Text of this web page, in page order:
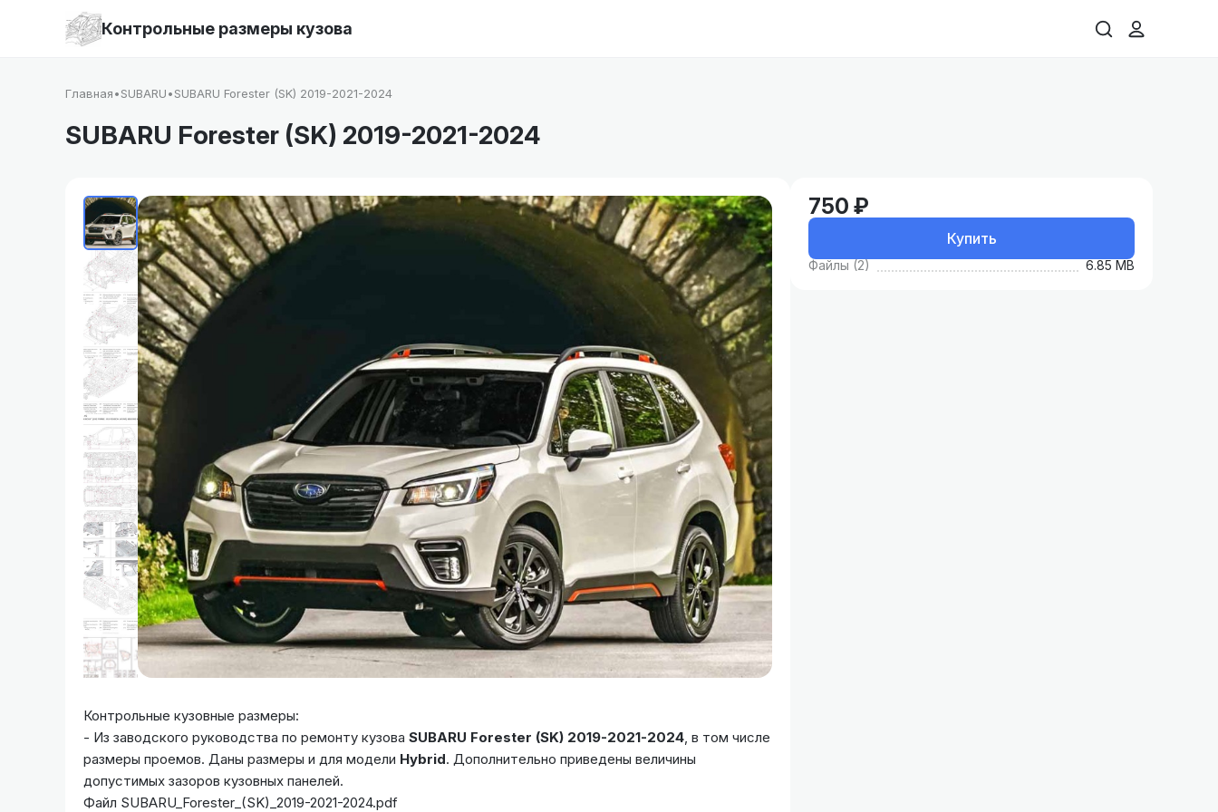
Контрольные размеры кузова
Главная•SUBARU•SUBARU Forester (SK) 2019-2021-2024
SUBARU Forester (SK) 2019-2021-2024
Контрольные кузовные размеры:
- Из заводского руководства по ремонту кузова SUBARU Forester (SK) 2019-2021-2024, в том числе
размеры проемов. Даны размеры и для модели Hybrid. Дополнительно приведены величины
допустимых зазоров кузовных панелей.
Файл SUBARU_Forester_(SK)_2019-2021-2024.pdf
750 ₽
Купить
Файлы (2) 6.85 MB